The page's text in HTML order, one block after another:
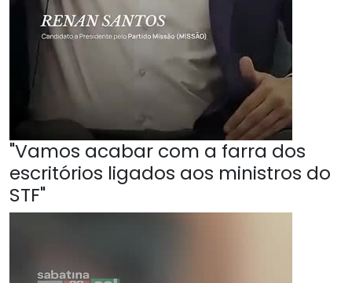
"Vamos acabar com a farra dos
escritórios ligados aos ministros do
STF"